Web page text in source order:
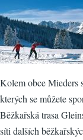
Kolem obce Mieders
kterých se můžete
Běžkařská trasa
síti dalších